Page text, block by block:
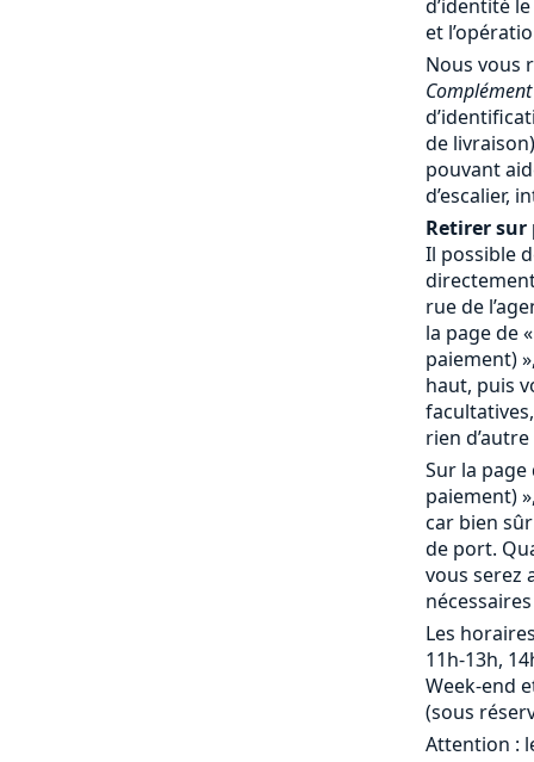
d’identité
et
Nous vous
Complément
de
pouvant
d’escalier,
Retirer sur
Il possible
rue de
la page de
paiement)
haut, puis
rien
Sur la
paiement)
car bien
de port.
vous serez
Les
11h-13h,
Week-end
(sous
Attention :